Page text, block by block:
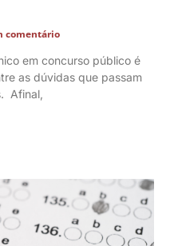
comentário
em concurso público é
as dúvidas que passam
Afinal,